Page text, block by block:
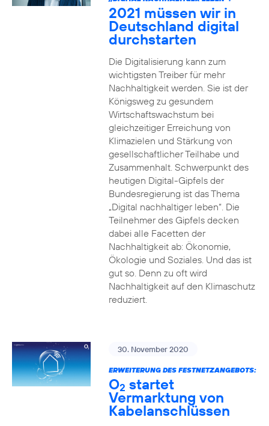
2021 müssen wir in
Deutschland digital
durchstarten
Die Digitalisierung kann zum
wichtigsten Treiber für mehr
Nachhaltigkeit werden. Sie ist der
Königsweg zu gesundem
Wirtschaftswachstum bei
gleichzeitiger Erreichung von
Klimazielen und Stärkung von
gesellschaftlicher Teilhabe und
Zusammenhalt. Schwerpunkt des
heutigen Digital-Gipfels der
Bundesregierung ist das Thema
„Digital nachhaltiger leben“. Die
Teilnehmer des Gipfels decken
dabei alle Facetten der
Nachhaltigkeit ab: Ökonomie,
Ökologie und Soziales. Und das ist
gut so. Denn zu oft wird
Nachhaltigkeit auf den Klimaschutz
reduziert.
30. November 2020
ERWEITERUNG DES FESTNETZANGEBOTS:
O2 startet
Vermarktung von
Kabelanschlüssen